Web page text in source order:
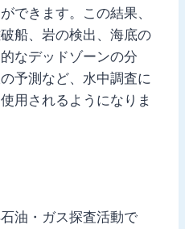
できます。この結果、
船、岩の検出、海底の
なデッドゾーンの分
予測など、水中調査に
用されるようになりま
油・ガス探査活動で